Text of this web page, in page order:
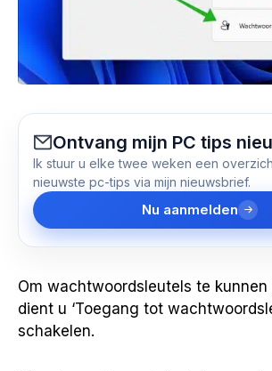
Ontvang mijn PC tips
Ik stuur u elke twee weken een
nieuwste pc-tips via mijn nieuwsbrief.
Nu aanmelden
Om wachtwoordsleutels te kunnen
dient u ‘Toegang tot
schakelen.